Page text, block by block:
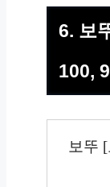
6. 보
100,
보뚜